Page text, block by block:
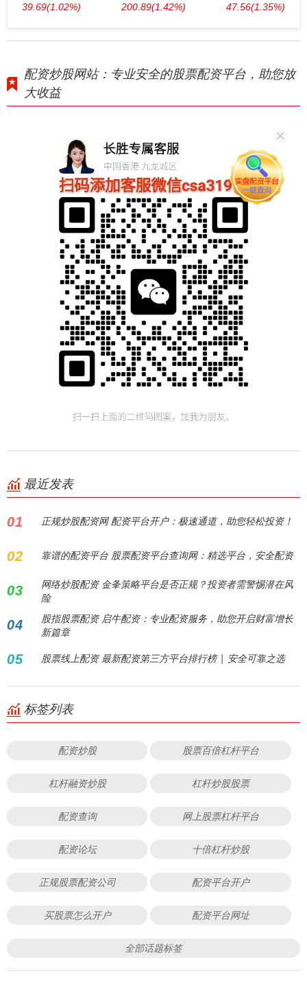
39.69(1.02%) 200.89(1.42%) 47.56(1.35%)
配资炒股网站：专业安全的股票配资平台，助您放
大收益
最近发表
01 正规炒股配资网 配资平台开户：极速通道，助您轻松投资！
02 靠谱的配资平台 股票配资平台查询网：精选平台，安全配资
03
网络炒股配资 金夆策略平台是否正规？投资者需警惕潜在风
险
04
股指股票配资 启牛配资：专业配资服务，助您开启财富增长
新篇章
05 股票线上配资 最新配资第三方平台排行榜 | 安全可靠之选
标签列表
配资炒股 股票百倍杠杆平台
杠杆融资炒股 杠杆炒股股票
配资查询 网上股票杠杆平台
配资论坛 十倍杠杆炒股
正规股票配资公司 配资平台开户
买股票怎么开户 配资平台网址
全部话题标签